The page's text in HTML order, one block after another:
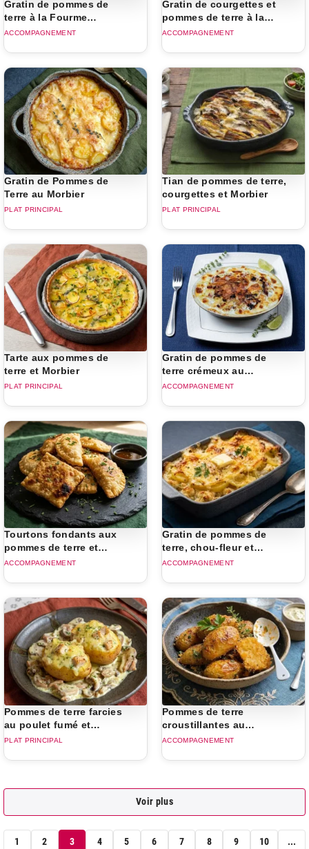
Gratin de pommes de
terre à la Fourme
d'Ambert
ACCOMPAGNEMENT
Gratin de courgettes et
pommes de terre à la
Fourme d’Ambert
ACCOMPAGNEMENT
Gratin de Pommes de
Terre au Morbier
PLAT PRINCIPAL
Tian de pommes de terre,
courgettes et Morbier
PLAT PRINCIPAL
Tarte aux pommes de
terre et Morbier
PLAT PRINCIPAL
Gratin de pommes de
terre crémeux au
Reblochon
ACCOMPAGNEMENT
Tourtons fondants aux
pommes de terre et
fromage Reblochon
ACCOMPAGNEMENT
Gratin de pommes de
terre, chou-fleur et
Reblochon
ACCOMPAGNEMENT
Pommes de terre farcies
au poulet fumé et
reblochon
PLAT PRINCIPAL
Pommes de terre
croustillantes au
parmesan
ACCOMPAGNEMENT
Voir plus
1 2 3 4 5 6 7 8 9 10 ...